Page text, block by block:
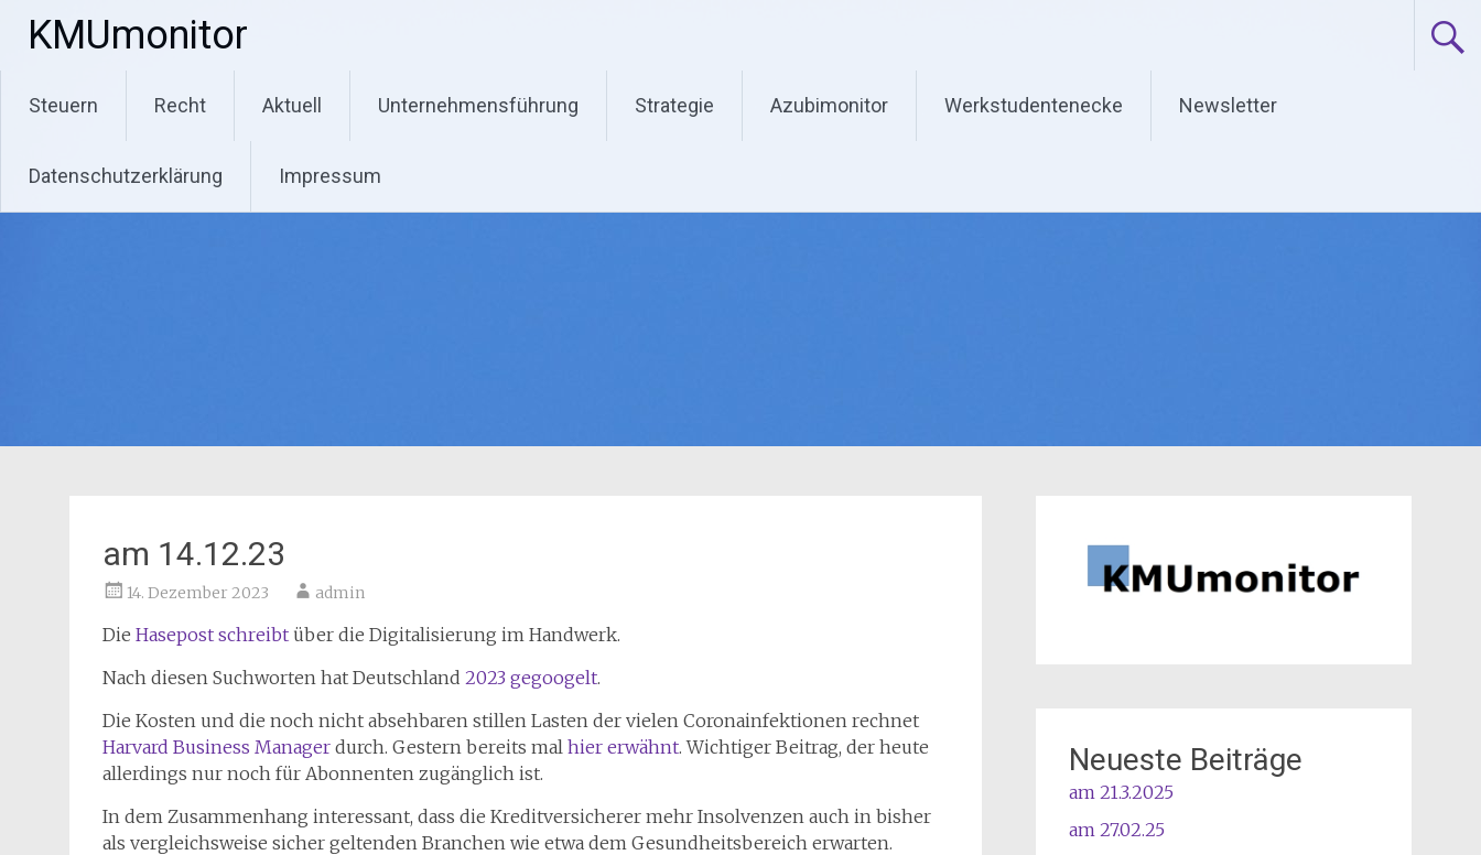
Inhalt
springen
KMUmonitor
Steuern Recht Aktuell Unternehmensführung Strategie Azubimonitor Werkstudentenecke Newsletter
Datenschutzerklärung Impressum
am 14.12.23
14. Dezember 2023 admin
Die Hasepost schreibt über die Digitalisierung im Handwerk.
Nach diesen Suchworten hat Deutschland 2023 gegoogelt.
Die Kosten und die noch nicht absehbaren stillen Lasten der vielen Coronainfektionen rechnet
Harvard Business Manager durch. Gestern bereits mal hier erwähnt. Wichtiger Beitrag, der heute
allerdings nur noch für Abonnenten zugänglich ist.
In dem Zusammenhang interessant, dass die Kreditversicherer mehr Insolvenzen auch in bisher
als vergleichsweise sicher geltenden Branchen wie etwa dem Gesundheitsbereich erwarten.
Neueste Beiträge
am 21.3.2025
am 27.02.25